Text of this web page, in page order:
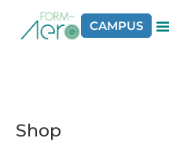
CAMPUS
Shop